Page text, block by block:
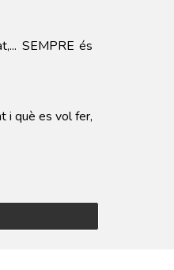
SEMPRE és
i què es vol fer,